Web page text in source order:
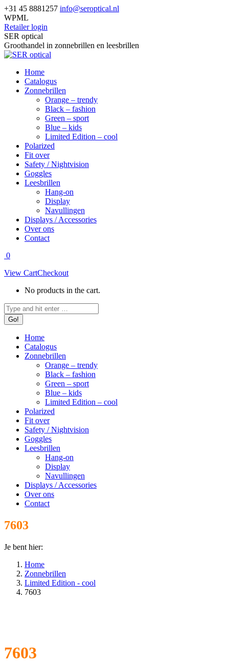
Skip
to
content
+31 45 8881257 info@seroptical.nl
WPML
Retailer login
Facebook
page
opens
new
window
SER optical
Groothandel in zonnebrillen en leesbrillen
Home
Catalogus
Zonnebrillen
Orange – trendy
Black – fashion
Green – sport
Blue – kids
Limited Edition – cool
Polarized
Fit over
Safety / Nightvision
Goggles
Leesbrillen
Hang-on
Display
Navullingen
Displays / Accessories
Over ons
Contact
0
View CartCheckout
No products in the cart.
Search:
Home
Catalogus
Zonnebrillen
Orange – trendy
Black – fashion
Green – sport
Blue – kids
Limited Edition – cool
Polarized
Fit over
Safety / Nightvision
Goggles
Leesbrillen
Hang-on
Display
Navullingen
Displays / Accessories
Over ons
Contact
7603
Je bent hier:
Home
Zonnebrillen
Limited Edition - cool
7603
7603